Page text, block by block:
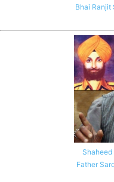
Bhai Ranjit
Father